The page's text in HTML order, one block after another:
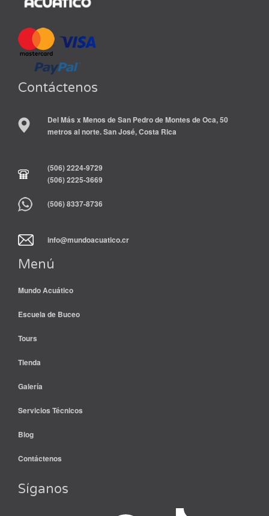
Contáctenos
Del Más x Menos de San Pedro de Montes de Oca, 50
metros al norte. San José, Costa Rica
(506) 2224-9729
(506) 2225-3669
(506) 8337-8736
info@mundoacuatico.cr
Menú
Mundo Acuático
Escuela de Buceo
Tours
Tienda
Galería
Servicios Técnicos
Blog
Contáctenos
Síganos